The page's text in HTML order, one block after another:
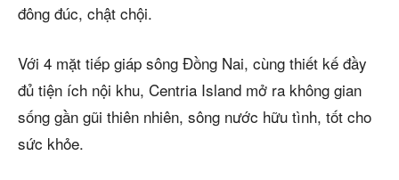
đông đúc, chật chội.
Với 4 mặt tiếp giáp sông Đồng Nai, cùng thiết kế đầy
đủ tiện ích nội khu, Centria Island mở ra không gian
sống gần gũi thiên nhiên, sông nước hữu tình, tốt cho
sức khỏe.